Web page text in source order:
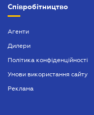
БІЗНЕС
Співробітництво
Агенти
Дилери
Політика конфіденційності
Умови використання сайту
Реклама